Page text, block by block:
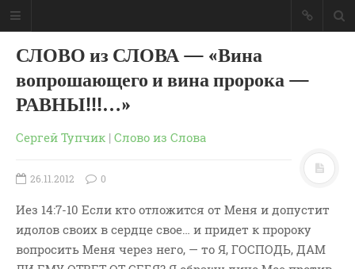
СЛОВО из СЛОВА — «Вина
вопрошающего и вина пророка —
РАВНЫ!!!…»
Сергей Тупчик | Слово из Слова
26.11.2012 0
Иез 14:7-10 Если кто отложится от Меня и допустит
идолов своих в сердце свое… и придет к пророку
вопросить Меня через него, — то Я, ГОСПОДЬ, ДАМ